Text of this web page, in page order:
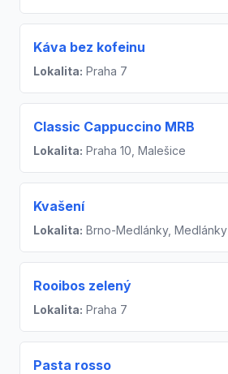
Káva bez kofeinu
Lokalita: Praha 7
Classic Cappuccino MRB
Lokalita: Praha 10, Malešice
Kvašení
Lokalita: Brno-Medlánky, Medlánky
Rooibos zelený
Lokalita: Praha 7
Pasta rosso